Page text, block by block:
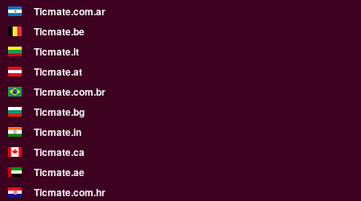
Ticmate.com.ar
Ticmate.be
Ticmate.lt
Ticmate.at
Ticmate.com.br
Ticmate.bg
Ticmate.in
Ticmate.ca
Ticmate.ae
Ticmate.com.hr